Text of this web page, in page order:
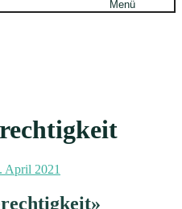
Menü
April 2021